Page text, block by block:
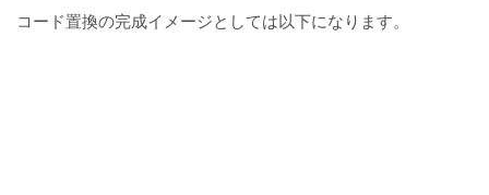
コード置換の完成イメージとしては以下になります。